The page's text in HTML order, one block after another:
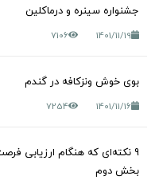
جشنواره سینره و درماکلین
1401/11/19
7106
بوی خوش ونزکافه در گندم
1401/11/16
7254
9 نکته‌ای که هنگام ارزیابی
بخش دوم